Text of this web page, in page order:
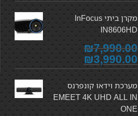
מקרן ביתי InFocus
IN8606HD
₪7,990.00
₪3,990.00
מערכת וידאו קונפרנס
EMEET 4K UHD ALL IN
ONE